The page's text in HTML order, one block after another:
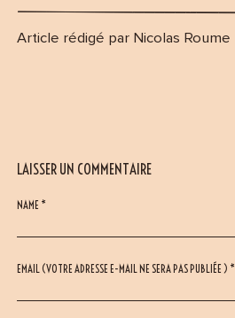
Article rédigé par Nicolas Roume
LAISSER UN COMMENTAIRE
NAME *
EMAIL (VOTRE ADRESSE E-MAIL NE SERA PAS PUBLIÉE ) *